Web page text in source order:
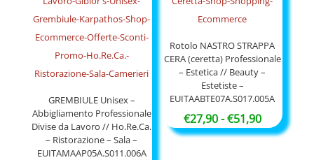
GREMBIULE Unisex –
Abbigliamento Professionale
Divise da Lavoro // Ho.Re.Ca.
– Ristorazione – Sala –
EUITAMAAP05A.S011.006A
Rotolo NASTRO STRAPPA
CERA (ceretta) Professionale
– Estetica // Beauty –
Estetiste –
EUITAABTE07A.S017.005A
€27,90-€51,90Fascia
di